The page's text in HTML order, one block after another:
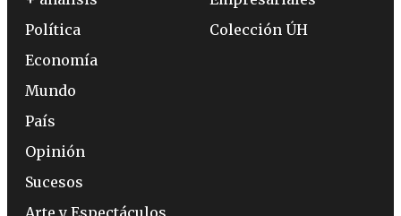
Política
Economía
Mundo
País
Opinión
Sucesos
Colección ÚH